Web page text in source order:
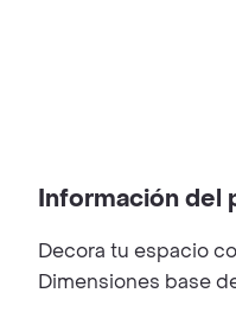
Información del
Decora tu espacio
Dimensiones base